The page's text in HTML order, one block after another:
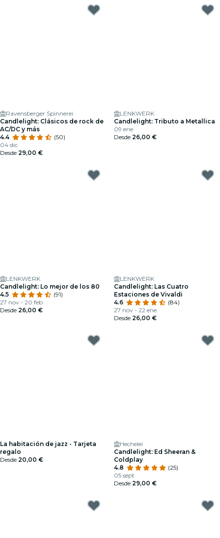
Ravensberger Spinnerei
Candlelight: Clásicos de rock de
AC/DC y más
4.4
(50)
04 dic
Desde 29,00 €
LENKWERK
Candlelight: Tributo a Metallica
09 ene
Desde 26,00 €
LENKWERK
Candlelight: Lo mejor de los 80
4.5
(91)
27 nov - 20 feb
Desde 26,00 €
LENKWERK
Candlelight: Las Cuatro
Estaciones de Vivaldi
4.6
(84)
27 nov - 22 ene
Desde 26,00 €
La habitación de jazz - Tarjeta
regalo
Desde 20,00 €
Hechelei
Candlelight: Ed Sheeran &
Coldplay
4.8
(25)
05 sept
Desde 29,00 €